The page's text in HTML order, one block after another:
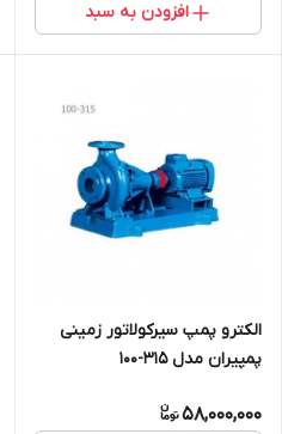
افزودن به سبد
الکترو پمپ سیرکولاتور زمینی
پمپیران مدل 315-100
58,000,000